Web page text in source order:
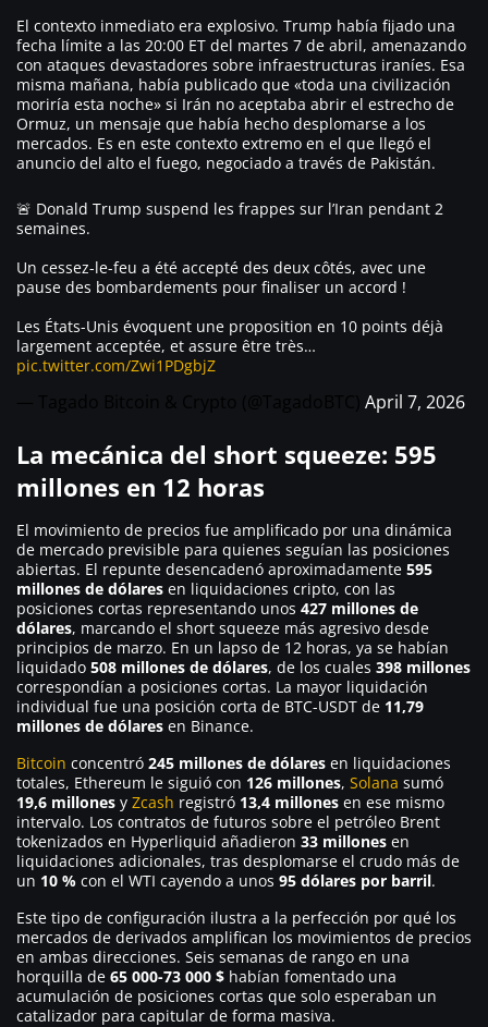
El contexto inmediato era explosivo. Trump había fijado una
fecha límite a las 20:00 ET del martes 7 de abril, amenazando
con ataques devastadores sobre infraestructuras iraníes. Esa
misma mañana, había publicado que «toda una civilización
moriría esta noche» si Irán no aceptaba abrir el estrecho de
Ormuz, un mensaje que había hecho desplomarse a los
mercados. Es en este contexto extremo en el que llegó el
anuncio del alto el fuego, negociado a través de Pakistán.
🚨 Donald Trump suspend les frappes sur l’Iran pendant 2
semaines.
Un cessez-le-feu a été accepté des deux côtés, avec une
pause des bombardements pour finaliser un accord !
Les États-Unis évoquent une proposition en 10 points déjà
largement acceptée, et assure être très…
pic.twitter.com/Zwi1PDgbjZ
April 7, 2026
La mecánica del short squeeze: 595
millones en 12 horas
El movimiento de precios fue amplificado por una dinámica
de mercado previsible para quienes seguían las posiciones
abiertas. El repunte desencadenó aproximadamente 595
millones de dólares en liquidaciones cripto, con las
posiciones cortas representando unos 427 millones de
dólares, marcando el short squeeze más agresivo desde
principios de marzo. En un lapso de 12 horas, ya se habían
liquidado 508 millones de dólares, de los cuales 398 millones
correspondían a posiciones cortas. La mayor liquidación
individual fue una posición corta de BTC-USDT de 11,79
millones de dólares en Binance.
Bitcoin concentró 245 millones de dólares en liquidaciones
totales, Ethereum le siguió con 126 millones, Solana sumó
19,6 millones y Zcash registró 13,4 millones en ese mismo
intervalo. Los contratos de futuros sobre el petróleo Brent
tokenizados en Hyperliquid añadieron 33 millones en
liquidaciones adicionales, tras desplomarse el crudo más de
un 10 % con el WTI cayendo a unos 95 dólares por barril.
Este tipo de configuración ilustra a la perfección por qué los
mercados de derivados amplifican los movimientos de precios
en ambas direcciones. Seis semanas de rango en una
horquilla de 65 000-73 000 $ habían fomentado una
acumulación de posiciones cortas que solo esperaban un
catalizador para capitular de forma masiva.